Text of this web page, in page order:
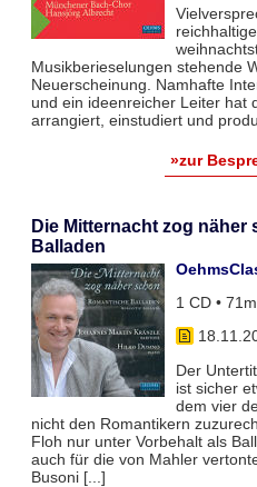
Musikberieselungen stehende
Neuerscheinung. Namhafte
und ein ideenreicher Leiter hat
arrangiert, einstudiert und
»zur
Die Mitternacht zog
Balladen
1 CD •
Der
ist sicher
dem vier
nicht den Romantikern
Floh nur unter Vorbehalt als
auch für die von Mahler
Busoni [...]